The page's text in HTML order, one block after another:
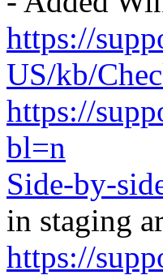
https://
US/kb/
https://
bl=n
Side-by-
in staging
https://